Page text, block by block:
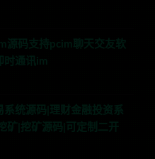
源码支持pcim聊天交友软
时通讯im
系统源码|理财金融投资系
矿|挖矿源码|可定制二开